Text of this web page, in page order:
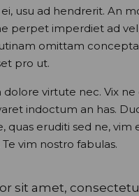
usu ad hendrerit. An
perpet imperdiet ad
omittam
pro ut.
virtute nec. Vix
indoctum an has.
quas eruditi sed ne,
vim nostro fabulas.
sit amet,